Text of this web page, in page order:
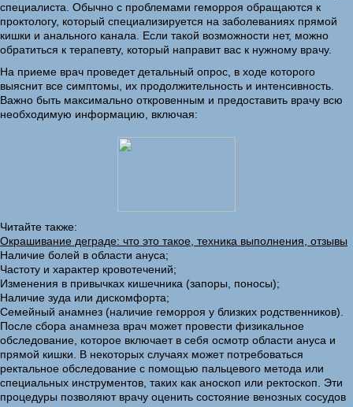
специалиста. Обычно с проблемами геморроя обращаются к
проктологу, который специализируется на заболеваниях прямой
кишки и анального канала. Если такой возможности нет, можно
обратиться к терапевту, который направит вас к нужному врачу.
На приеме врач проведет детальный опрос, в ходе которого
выяснит все симптомы, их продолжительность и интенсивность.
Важно быть максимально откровенным и предоставить врачу всю
необходимую информацию, включая:
Читайте также:
Окрашивание деграде: что это такое, техника выполнения, отзывы
Наличие болей в области ануса;
Частоту и характер кровотечений;
Изменения в привычках кишечника (запоры, поносы);
Наличие зуда или дискомфорта;
Семейный анамнез (наличие геморроя у близких родственников).
После сбора анамнеза врач может провести физикальное
обследование, которое включает в себя осмотр области ануса и
прямой кишки. В некоторых случаях может потребоваться
ректальное обследование с помощью пальцевого метода или
специальных инструментов, таких как аноскоп или ректоскоп. Эти
процедуры позволяют врачу оценить состояние венозных сосудов